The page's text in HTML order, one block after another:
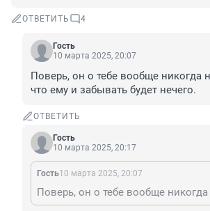
ОТВЕТИТЬ 4
Гость
10 марта 2025, 20:07
Поверь, он о тебе вообще никогда
что ему и забывать будет нечего.
ОТВЕТИТЬ
Гость
10 марта 2025, 20:17
Гость10 марта 2025, 20:07